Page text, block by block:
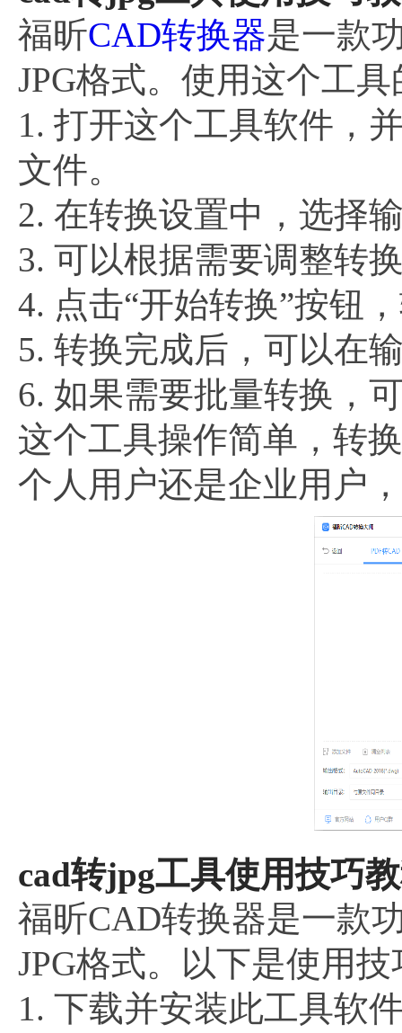
福昕CAD转换器是一款
JPG格式。使用这个工
1. 打开这个工具软件，
文件。
2. 在转换设置中，选择
3. 可以根据需要调整转
4. 点击“开始转换”按钮
5. 转换完成后，可以在
6. 如果需要批量转换，
这个工具操作简单，转
个人用户还是企业用户
cad转jpg工具使用技巧
福昕CAD转换器是一款
JPG格式。以下是使用
1. 下载并安装此工具软